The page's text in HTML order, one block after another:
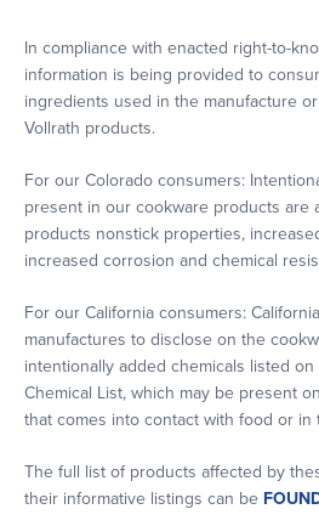
In compliance with enacted right-to-
information is being provided to
ingredients used in the manufacture
Vollrath products.
For our Colorado consumers:
present in our cookware products are
products nonstick properties,
increased corrosion and chemical
For our California consumers:
manufactures to disclose on the
intentionally added chemicals listed on
Chemical List, which may be present
that comes into contact with food or
The full list of products affected by
their informative listings can be